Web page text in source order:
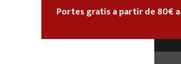
Portes gratis a partir de 80€